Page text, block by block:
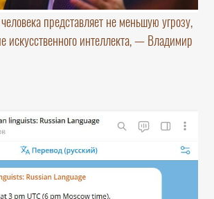
представляет не меньшую угрозу,
искусственного интеллекта, — Владимир